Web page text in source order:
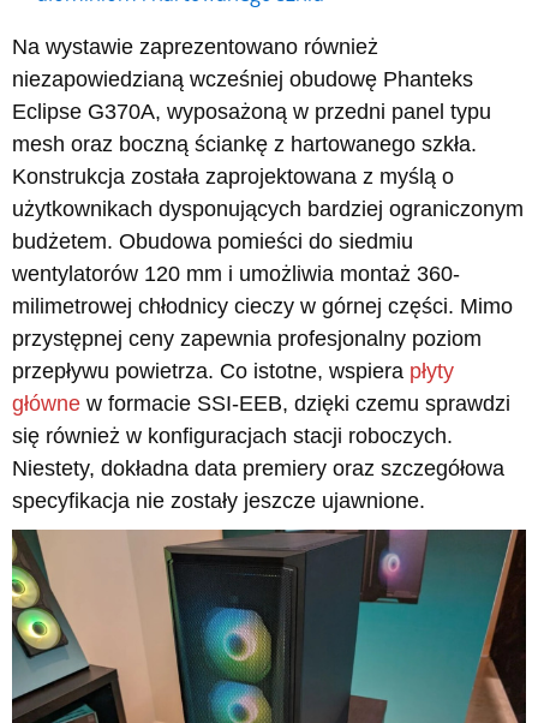
Na wystawie zaprezentowano również
niezapowiedzianą wcześniej obudowę Phanteks
Eclipse G370A, wyposażoną w przedni panel typu
mesh oraz boczną ściankę z hartowanego szkła.
Konstrukcja została zaprojektowana z myślą o
użytkownikach dysponujących bardziej ograniczonym
budżetem. Obudowa pomieści do siedmiu
wentylatorów 120 mm i umożliwia montaż 360-
milimetrowej chłodnicy cieczy w górnej części. Mimo
przystępnej ceny zapewnia profesjonalny poziom
przepływu powietrza. Co istotne, wspiera płyty
główne w formacie SSI-EEB, dzięki czemu sprawdzi
się również w konfiguracjach stacji roboczych.
Niestety, dokładna data premiery oraz szczegółowa
specyfikacja nie zostały jeszcze ujawnione.